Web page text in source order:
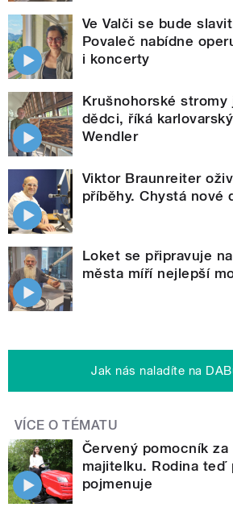
Ve Valči se bude
Povaleč nabídne
i koncerty
Krušnohorské stromy
dědci, říká
Wendler
Viktor Braunreiter
příběhy. Chystá nové
Loket se připravuje
města míří nejlepší
Jak nás naladíte na
VÍCE O TÉMATU
Červený pomocník
majitelku. Rodina teď
pojmenuje